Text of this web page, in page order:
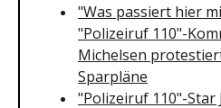
"Was passiert hier
"Polizeiruf 110"-
Michelsen
Sparpläne
"Polizeiruf 110"-Star